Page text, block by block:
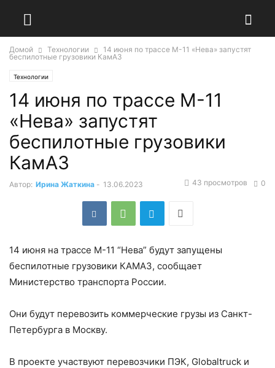
Домой Технологии
14 июня по трассе М-11 «Нева» запустят
беспилотные грузовики КамАЗ
Технологии
14 июня по трассе М-11
«Нева» запустят
беспилотные грузовики
КамАЗ
Автор: Ирина Жаткина - 13.06.2023 0
43 просмотров
14 июня на трассе М-11 “Нева” будут запущены
беспилотные грузовики КАМАЗ, сообщает
Министерство транспорта России.
Они будут перевозить коммерческие грузы из Санкт-
Петербурга в Москву.
В проекте участвуют перевозчики ПЭК, Globaltruck и